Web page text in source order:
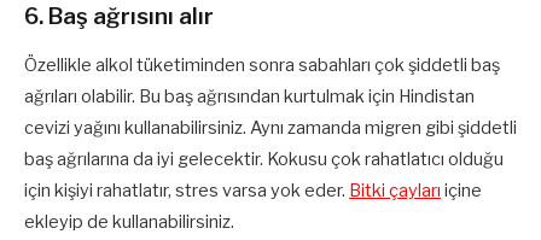
6. Baş ağrısını alır
Özellikle alkol tüketiminden sonra sabahları çok şiddetli baş
ağrıları olabilir. Bu baş ağrısından kurtulmak için Hindistan
cevizi yağını kullanabilirsiniz. Aynı zamanda migren gibi şiddetli
baş ağrılarına da iyi gelecektir. Kokusu çok rahatlatıcı olduğu
için kişiyi rahatlatır, stres varsa yok eder. Bitki çayları içine
ekleyip de kullanabilirsiniz.